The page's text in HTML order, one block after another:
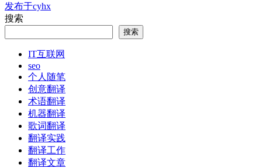
文
章
发布于cyhx
搜索
搜索
IT互联网
seo
个人随笔
创意翻译
术语翻译
机器翻译
歌词翻译
翻译实践
翻译工作
翻译文章